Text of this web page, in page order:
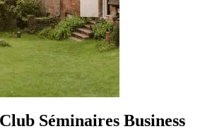
Séminaires Business